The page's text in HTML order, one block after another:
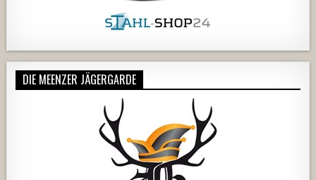
DIE MEENZER JÄGERGARDE